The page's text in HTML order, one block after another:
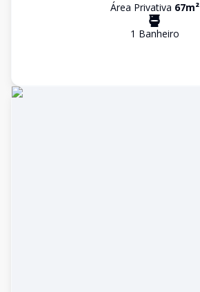
Área Privativa 67m²
1 Banheiro